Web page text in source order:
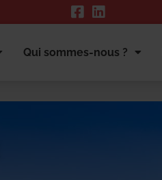
Qui sommes-nous ?